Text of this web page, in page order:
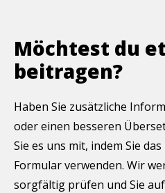
Möchtest du
beitragen?
Haben Sie zusätzliche
oder einen besseren
Sie es uns mit, indem Sie
Formular verwenden. Wir
sorgfältig prüfen und Sie